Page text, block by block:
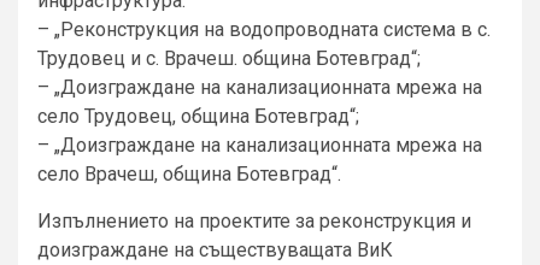
– „Реконструкция на водопроводната система в с.
Трудовец и с. Врачеш. община Ботевград“;
– „Доизграждане на канализационната мрежа на
село Трудовец, община Ботевград“;
– „Доизграждане на канализационната мрежа на
село Врачеш, община Ботевград“.
Изпълнението на проектите за реконструкция и
доизграждане на съществуващата ВиК